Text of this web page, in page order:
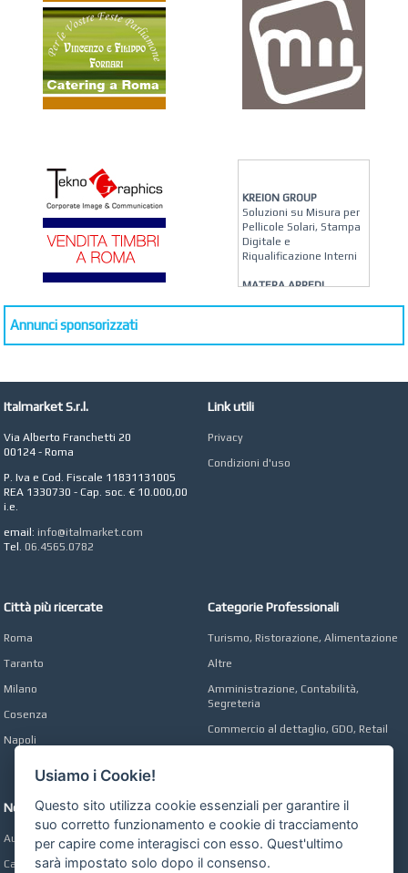
KREION GROUP
Soluzioni su Misura per
Pellicole Solari, Stampa
Digitale e
Riqualificazione Interni
MATERA ARREDI
Commercialista e
Revisore dei Conti a
Roma
COLA
Annunci sponsorizzati
Italmarket S.r.l.
Via Alberto Franchetti 20
00124 - Roma
P. Iva e Cod. Fiscale 11831131005
REA 1330730 - Cap. soc. € 10.000,00
i.e.
email: info@italmarket.com
Tel. 06.4565.0782
Link utili
Privacy
Condizioni d'uso
Città più ricercate
Roma
Taranto
Milano
Cosenza
Napoli
Categorie Professionali
Turismo, Ristorazione, Alimentazione
Altre
Amministrazione, Contabilità,
Segreteria
Commercio al dettaglio, GDO, Retail
Network
Automobili Online
Case Online
Usiamo i Cookie!
Questo sito utilizza cookie essenziali per garantire il
suo corretto funzionamento e cookie di tracciamento
per capire come interagisci con esso. Quest'ultimo
sarà impostato solo dopo il consenso.